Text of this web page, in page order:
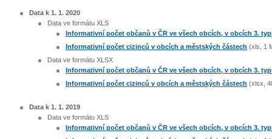
Data k 1. 1. 2020
Data ve formátu XLS
Informativní počet občanů v ČR ve všech obcích, v obcích 3.
Informativní počet cizinců v obcích a městských částech (xls, 1
Data ve formátu XLSX
Informativní počet občanů v ČR ve všech obcích, v obcích 3.
Informativní počet cizinců v obcích a městských částech (xlsx,
Data k 1. 1. 2019
Data ve formátu XLS
Informativní počet občanů v ČR ve všech obcích, v obcích 3.